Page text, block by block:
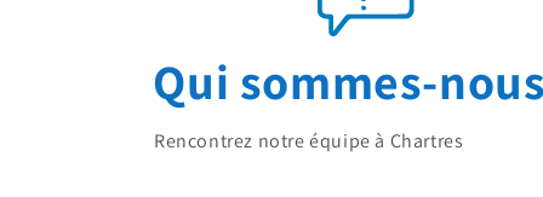
Qui sommes-
Rencontrez notre équipe à Chartres